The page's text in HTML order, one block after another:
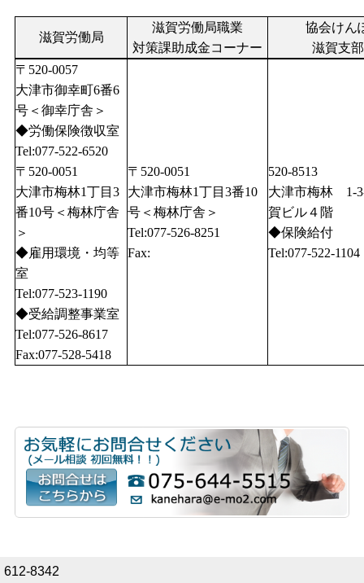
滋賀労働局
滋賀労働局職業
対策課助成金コーナー
協会けん
滋賀支部
〒520-0057
大津市御幸町6番6
号＜御幸庁舎＞
◆労働保険徴収室
Tel:077-522-6520
〒520-0051
大津市梅林1丁目3
番10号＜梅林庁舎
＞
◆雇用環境・均等
室
Tel:077-523-1190
◆受給調整事業室
Tel:077-526-8617
Fax:077-528-5418
〒520-0051
大津市梅林1丁目3番10
号＜梅林庁舎＞
Tel:077-526-8251
Fax:
520-8513
大津市梅林 1-
賀ビル４階
◆保険給付
Tel:077-522-1104
612-8342